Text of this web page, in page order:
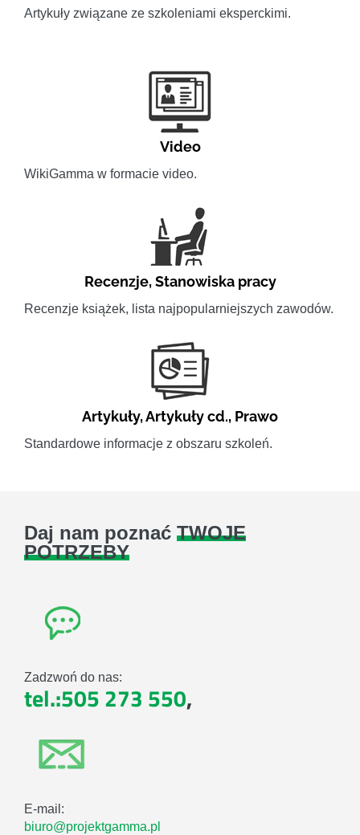
Artykuły związane ze szkoleniami eksperckimi.
Video
WikiGamma w formacie video.
Recenzje,Stanowiska pracy
Recenzje książek, lista najpopularniejszych zawodów.
Artykuły,Artykuły cd., Prawo
Standardowe informacje z obszaru szkoleń.
Daj nam poznać TWOJE
POTRZEBY
Zadzwoń do nas:
tel.:505 273 550,
E-mail:
biuro@projektgamma.pl